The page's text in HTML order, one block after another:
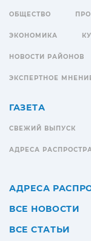
ОБЩЕСТВО
ЭКОНОМИКА
НОВОСТИ РАЙОНОВ
ЭКСПЕРТНОЕ
ГАЗЕТА
СВЕЖИЙ ВЫПУСК
АДРЕСА
АДРЕСА
ВСЕ НОВОСТИ
ВСЕ СТАТЬИ